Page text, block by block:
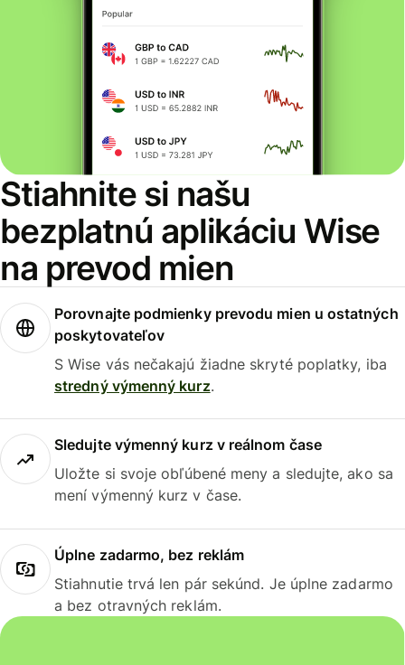
Stiahnite si našu
bezplatnú aplikáciu Wise
na prevod mien
Porovnajte podmienky prevodu mien u ostatných
poskytovateľov
S Wise vás nečakajú žiadne skryté poplatky, iba
stredný výmenný kurz.
Sledujte výmenný kurz v reálnom čase
Uložte si svoje obľúbené meny a sledujte, ako sa
mení výmenný kurz v čase.
Úplne zadarmo, bez reklám
Stiahnutie trvá len pár sekúnd. Je úplne zadarmo
a bez otravných reklám.